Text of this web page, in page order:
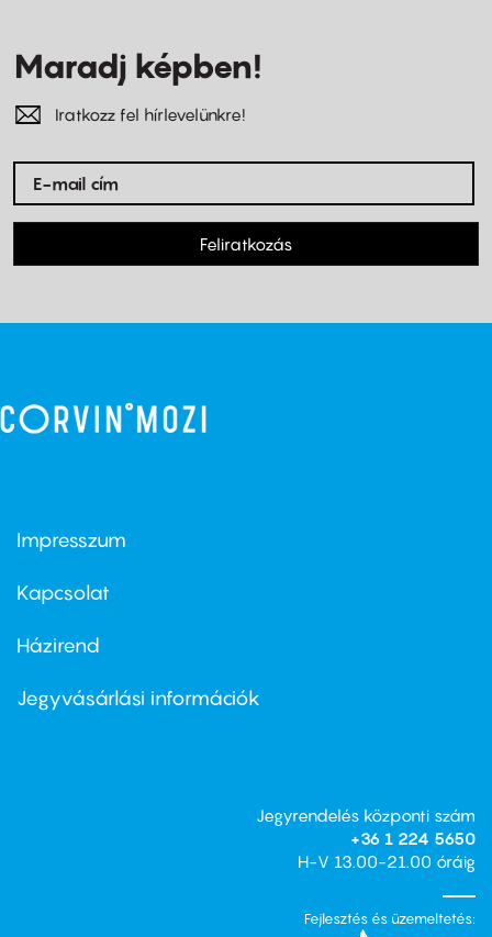
Maradj képben!
Iratkozz fel hírlevelünkre!
Feliratkozás
Footer
first
Impresszum
Kapcsolat
Footer
second
Házirend
Jegyvásárlási információk
Jegyrendelés központi szám
+36 1 224 5650
H-V 13.00-21.00 óráig
Fejlesztés és üzemeltetés: